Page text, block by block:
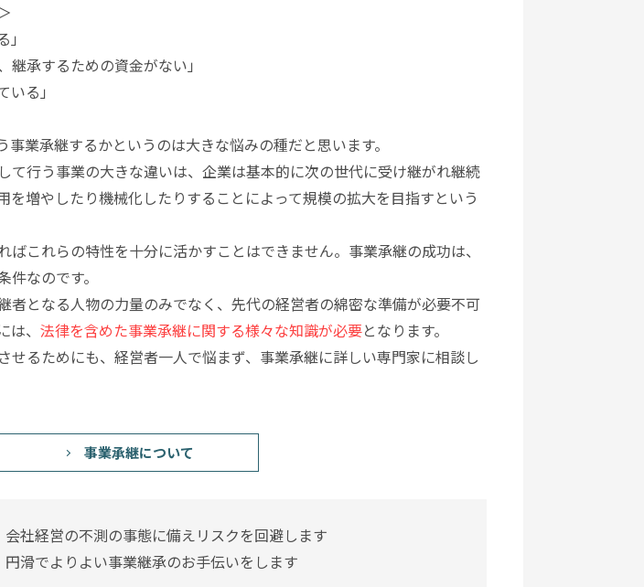
承するための資金がない」
る」
業承継するかというのは大きな悩みの種だと思います。
て行う事業の大きな違いは、企業は基本的に次の世代に受け継がれ継続
を増やしたり機械化したりすることによって規模の拡大を目指すという
ばこれらの特性を十分に活かすことはできません。事業承継の成功は、
なのです。
者となる人物の力量のみでなく、先代の経営者の綿密な準備が必要不可
、 法律を含めた事業承継に関する様々な知識が必要となります。
せるためにも、経営者一人で悩まず、事業承継に詳しい専門家に相談し
事業承継について
社経営の不測の事態に備えリスクを回避します
滑でよりよい事業継承のお手伝いをします